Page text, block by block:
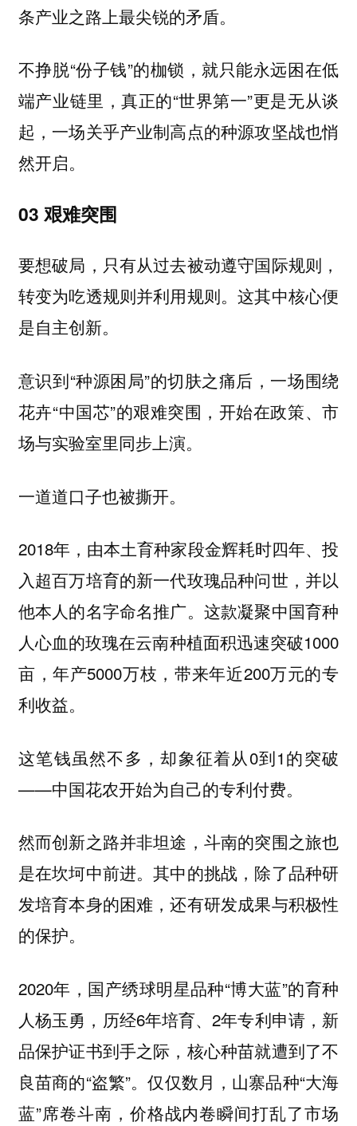
条产业之路上最尖锐的矛盾。
不挣脱“份子钱”的枷锁，就只能永远困在低
端产业链里，真正的“世界第一”更是无从谈
起，一场关乎产业制高点的种源攻坚战也悄
然开启。
03 艰难突围
要想破局，只有从过去被动遵守国际规则，
转变为吃透规则并利用规则。这其中核心便
是自主创新。
意识到“种源困局”的切肤之痛后，一场围绕
花卉“中国芯”的艰难突围，开始在政策、市
场与实验室里同步上演。
一道道口子也被撕开。
2018年，由本土育种家段金辉耗时四年、投
入超百万培育的新一代玫瑰品种问世，并以
他本人的名字命名推广。这款凝聚中国育种
人心血的玫瑰在云南种植面积迅速突破1000
亩，年产5000万枝，带来年近200万元的专
利收益。
这笔钱虽然不多，却象征着从0到1的突破
——中国花农开始为自己的专利付费。
然而创新之路并非坦途，斗南的突围之旅也
是在坎坷中前进。其中的挑战，除了品种研
发培育本身的困难，还有研发成果与积极性
的保护。
2020年，国产绣球明星品种“博大蓝”的育种
人杨玉勇，历经6年培育、2年专利申请，新
品保护证书到手之际，核心种苗就遭到了不
良苗商的“盗繁”。仅仅数月，山寨品种“大海
蓝”席卷斗南，价格战内卷瞬间打乱了市场